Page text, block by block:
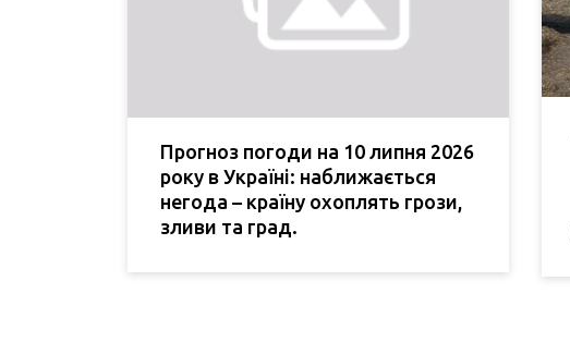
Прогноз погоди на 10 липня 2026
року в Україні: наближається
негода – країну охоплять грози,
зливи та град.